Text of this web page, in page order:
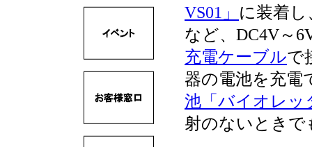
VS01」 に装着し
など、DC4V～
充電ケーブルで
器の電池を充電
池「バイオレッ
射のないときで